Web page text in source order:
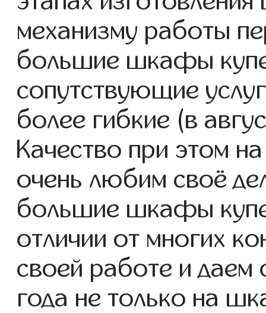
механизму работы
большие шкафы
сопутствующие
более гибкие (в
Качество при этом
очень любим своё
большие шкафы купе
отличии от многих
своей работе и
года не только на